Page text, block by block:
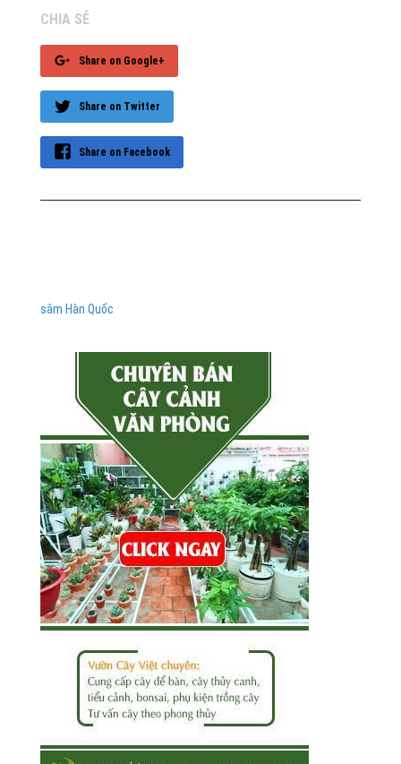
CHIA SẺ
Share on Google+
Share on Twitter
Share on Facebook
sâm Hàn Quốc